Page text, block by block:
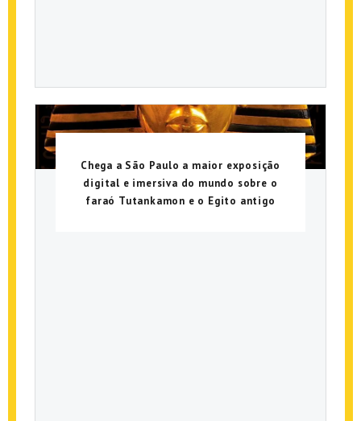
Chega a São Paulo a maior exposição
digital e imersiva do mundo sobre o
faraó Tutankamon e o Egito antigo